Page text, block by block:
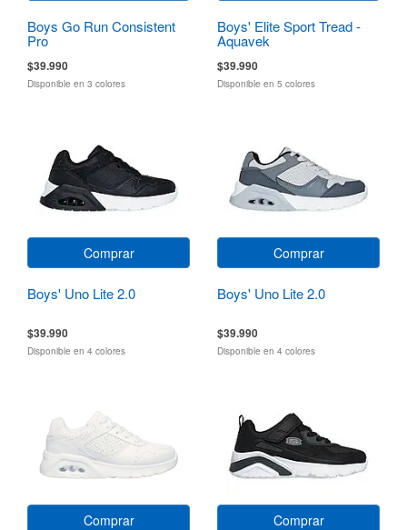
Boys Go Run Consistent
Pro
$39.990
Disponible en 3 colores
Boys' Elite Sport Tread -
Aquavek
$39.990
Disponible en 5 colores
Comprar
Boys' Uno Lite 2.0
$39.990
Disponible en 4 colores
Comprar
Boys' Uno Lite 2.0
$39.990
Disponible en 4 colores
Comprar Comprar